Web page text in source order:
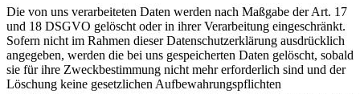
Die von uns verarbeiteten Daten werden nach Maßgabe der Art. 17
und 18 DSGVO gelöscht oder in ihrer Verarbeitung eingeschränkt.
Sofern nicht im Rahmen dieser Datenschutzerklärung ausdrücklich
angegeben, werden die bei uns gespeicherten Daten gelöscht, sobald
sie für ihre Zweckbestimmung nicht mehr erforderlich sind und der
Löschung keine gesetzlichen Aufbewahrungspflichten